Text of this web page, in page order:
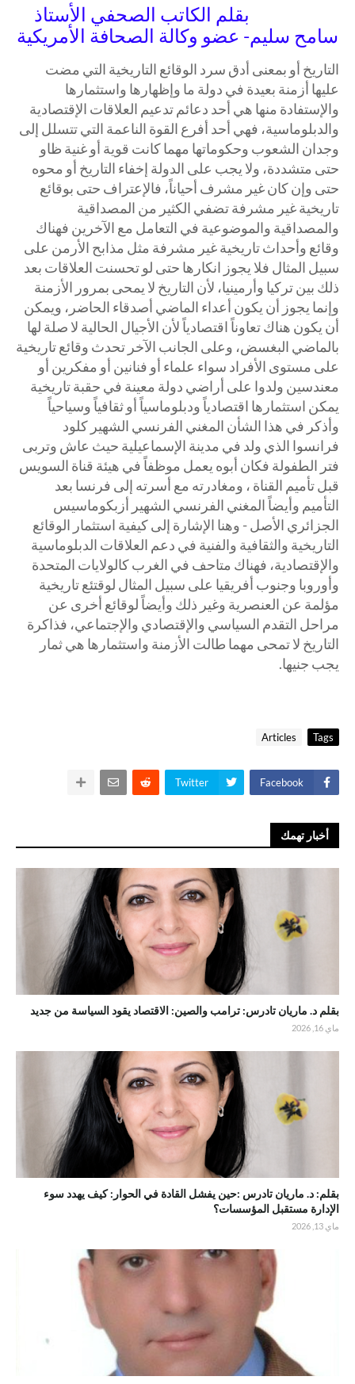
بقلم الكاتب الصحفي الأستاذ
سامح سليم- عضو وكالة الصحافة الأمريكية
التاريخ أو بمعنى أدق سرد الوقائع التاريخية التي مضت
عليها أزمنة بعيدة في دولة ما وإظهارها واستثمارها
والإستفادة منها هي أحد دعائم تدعيم العلاقات الإقتصادية
والدبلوماسية، فهي أحد أفرع القوة الناعمة التي تتسلل إلى
وجدان الشعوب وحكوماتها مهما كانت قوية أو غنية ظاو
حتى متشددة، ولا يجب على الدولة إخفاء التاريخ أو محوه
حتى وإن كان غير مشرف أحياناً، فالإعتراف حتى بوقائع
تاريخية غير مشرفة تضفي الكثير من المصداقية
والمصداقية والموضوعية في التعامل مع الآخرين فهناك
وقائع وأحداث تاريخية غير مشرفة مثل مذابح الأرمن على
سبيل المثال فلا يجوز انكارها حتى لو تحسنت العلاقات بعد
ذلك بين تركيا وأرمينيا، لأن التاريخ لا يمحى بمرور الأزمنة
وإنما يجوز أن يكون أعداء الماضي أصدقاء الحاضر، ويمكن
أن يكون هناك تعاوناً اقتصادياً لأن الأجيال الحالية لا صلة لها
بالماضي البغسض، وعلى الجانب الآخر تحدث وقائع تاريخية
على مستوى الأفراد سواء علماء أو فنانين أو مفكرين أو
معندسين ولدوا على أراضي دولة معينة في حقبة تاريخية
يمكن استثمارها اقتصادياً ودبلوماسياً أو ثقافياً وسياحياً
وأذكر في هذا الشأن المغني الفرنسي الشهير كلود
فرانسوا الذي ولد في مدينة الإسماعيلية حيث عاش وتربى
فتر الطفولة فكان أبوه يعمل موظفاً في هيئة قناة السويس
قبل تأميم القناة ، ومغادرته مع أسرته إلى فرنسا بعد
التأميم وأيضاً المغني الفرنسي الشهير أزبكوماسيس
الجزائري الأصل - وهنا الإشارة إلى كيفية استثمار الوقائع
التاريخية والثقافية والفنية في دعم العلاقات الدبلوماسية
والإقتصادية، فهناك متاحف في الغرب كالولايات المتحدة
وأوروبا وجنوب أفريقيا على سبيل المثال لوقتئع تاريخية
مؤلمة عن العنصرية وغير ذلك وأيضاً لوقائع أخرى عن
مراحل التقدم السياسي والإقتصادي والإجتماعي، فذاكرة
التاريخ لا تمحى مهما طالت الأزمنة واستثمارها هي ثمار
يجب جنيها.
Tags
Articles
Facebook
Twitter
أخبار تهمك
بقلم د. ماريان تادرس: ترامب والصين: الاقتصاد يقود السياسة من جديد
ماي 16, 2026
بقلم: د. ماريان تادرس :حين يفشل القادة في الحوار: كيف يهدد سوء
الإدارة مستقبل المؤسسات؟
ماي 13, 2026